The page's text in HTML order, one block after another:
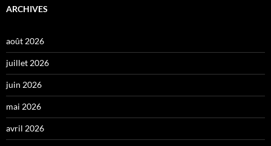
ARCHIVES
août 2026
juillet 2026
juin 2026
mai 2026
avril 2026